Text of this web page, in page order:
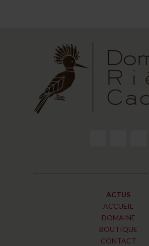
ACTUS
ACCUEIL
DOMAINE
BOUTIQUE
CONTACT